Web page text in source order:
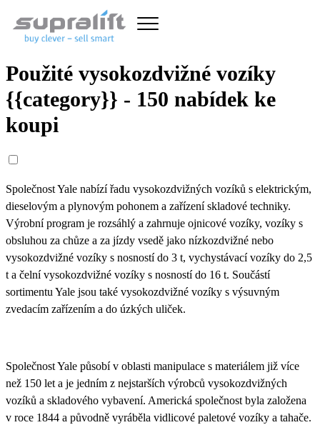
Použité vysokozdvižné vozíky
{{category}} - 150 nabídek ke
koupi
Společnost Yale nabízí řadu vysokozdvižných vozíků s elektrickým,
dieselovým a plynovým pohonem a zařízení skladové techniky.
Výrobní program je rozsáhlý a zahrnuje ojnicové vozíky, vozíky s
obsluhou za chůze a za jízdy vsedě jako nízkozdvižné nebo
vysokozdvižné vozíky s nosností do 3 t, vychystávací vozíky do 2,5
t a čelní vysokozdvižné vozíky s nosností do 16 t. Součástí
sortimentu Yale jsou také vysokozdvižné vozíky s výsuvným
zvedacím zařízením a do úzkých uliček.
Společnost Yale působí v oblasti manipulace s materiálem již více
než 150 let a je jedním z nejstarších výrobců vysokozdvižných
vozíků a skladového vybavení. Americká společnost byla založena
v roce 1844 a původně vyráběla vidlicové paletové vozíky a tahače.